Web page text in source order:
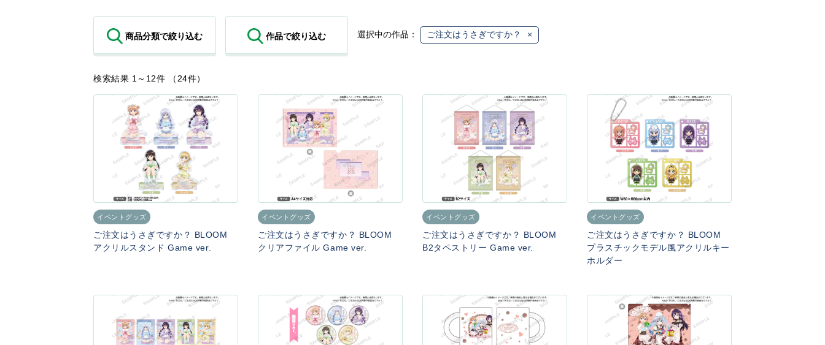
選択中の作品： ご注文はうさぎですか？ ×
検索結果 1～12件 （24件）
イベントグッズ
ご注文はうさぎですか？ BLOOM
アクリルスタンド Game ver.
イベントグッズ
ご注文はうさぎですか？ BLOOM
クリアファイル Game ver.
イベントグッズ
ご注文はうさぎですか？ BLOOM
B2タペストリー Game ver.
イベントグッズ
ご注文はうさぎですか？ BLOOM
プラスチックモデル風アクリルキー
ホルダー